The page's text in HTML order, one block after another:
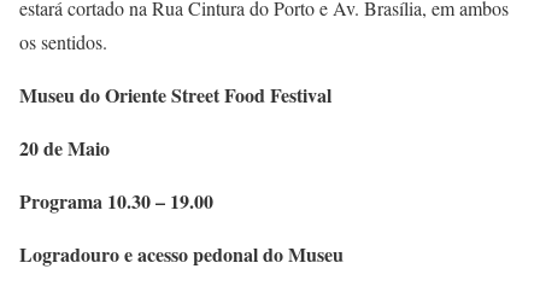
estará cortado na Rua Cintura do Porto e Av. Brasília, em ambos
os sentidos.
Museu do Oriente Street Food Festival
20 de Maio
Programa 10.30 – 19.00
Logradouro e acesso pedonal do Museu